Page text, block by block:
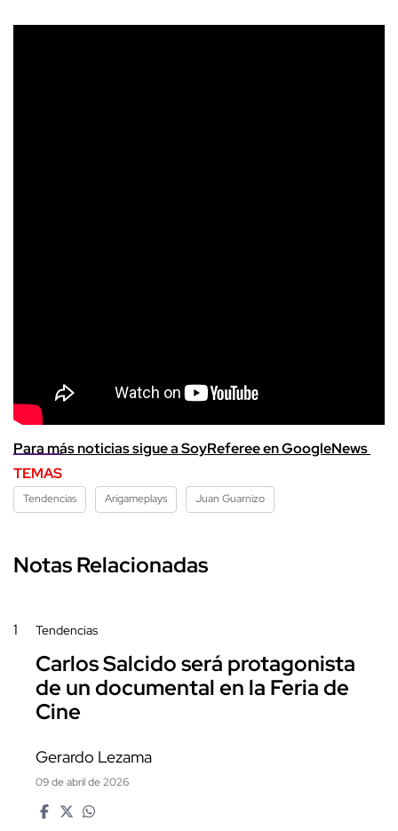
Para más noticias sigue a SoyReferee en GoogleNews
TEMAS
Tendencias Arigameplays Juan Guarnizo
Notas Relacionadas
1 Tendencias
Carlos Salcido será protagonista
de un documental en la Feria de
Cine
Gerardo Lezama
09 de abril de 2026